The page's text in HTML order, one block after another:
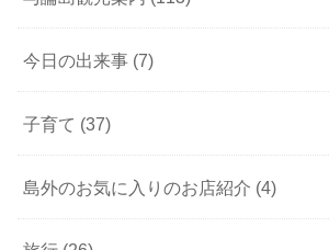
今日の出来事 (7)
子育て (37)
島外のお気に入りのお店紹介 (4)